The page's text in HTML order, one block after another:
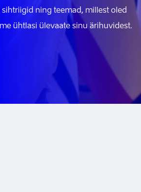
ning teemad, millest oled
ühtlasi ülevaate sinu ärihuvidest.